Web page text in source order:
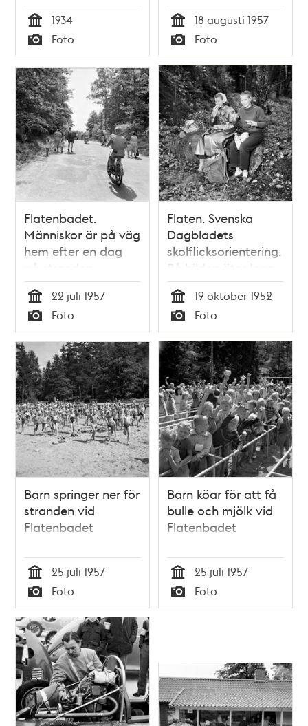
Tid
1934
Typ
Foto Tid
18 augusti 1957
Typ
Foto
Flatenbadet.
Människor är på väg
hem efter en dag
på stranden
Tid
22 juli 1957
Typ
Foto
Flaten. Svenska
Dagbladets
skolflicksorientering.
På bilden äter Inga-
Britt Wallsten och
Karin Hahn sina
smörgåsar efter
tävlingen
Tid
19 oktober 1952
Typ
Foto
Barn springer ner för
stranden vid
Flatenbadet
Tid
25 juli 1957
Typ
Foto
Barn köar för att få
bulle och mjölk vid
Flatenbadet
Tid
25 juli 1957
Typ
Foto